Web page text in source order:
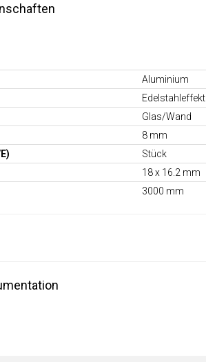
Aluminium
Edelstahleffekt
Glas/Wand
8 mm
Stück
18 x 16.2 mm
3000 mm